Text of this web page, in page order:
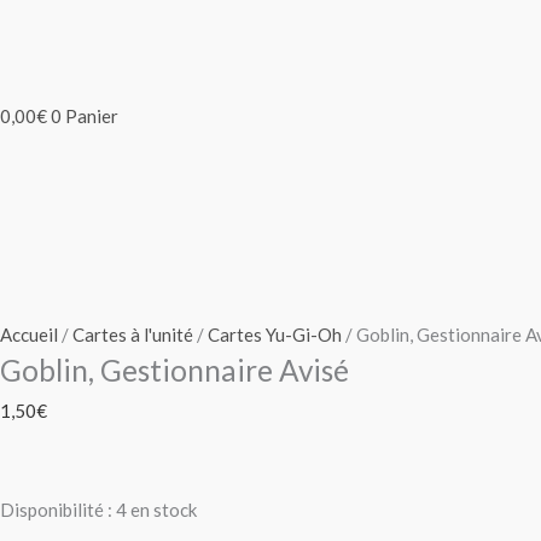
0,00€0 Panier
Accueil /Cartes à l'unité /Cartes Yu-Gi-Oh / Goblin, Gestionnaire
Goblin, Gestionnaire Avisé
1,50€
Disponibilité : 4 en stock